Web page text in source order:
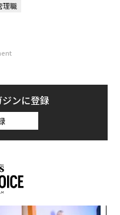
理職
ンに登録